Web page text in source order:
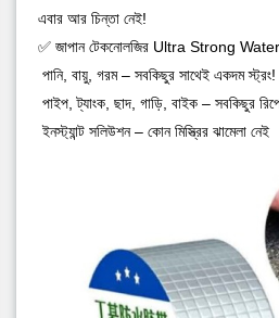
এবার আর চিন্তা নেই!
✅ জাপান টেকনোলজির Ultra Strong
পানি, বায়ু, গরম – সবকিছুর সাথেই একদম স্ট্রং!
পাইপ, ট্যাংক, ছাদ, গাড়ি, বাইক – সবকিছুর
ইনস্ট্যান্ট সলিউশন – কোন মিস্ত্রির ঝামেলা নেই